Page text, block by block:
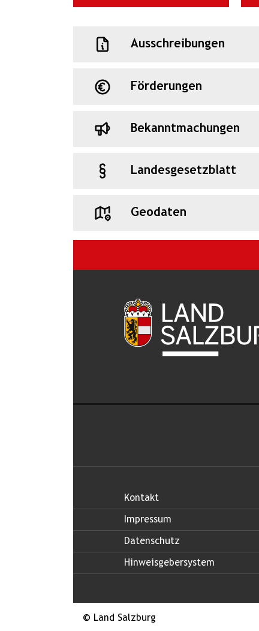
Ausschreibungen
Förderungen
Bekanntmachungen
Landesgesetzblatt
Geodaten
Kontakt
Impressum
Datenschutz
Hinweisgebersystem
© Land Salzburg